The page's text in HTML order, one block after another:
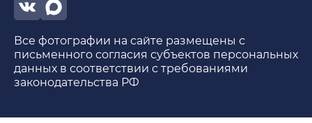
Все фотографии на сайте размещены с
письменного согласия субъектов персональных
данных в соответствии с требованиями
законодательства РФ